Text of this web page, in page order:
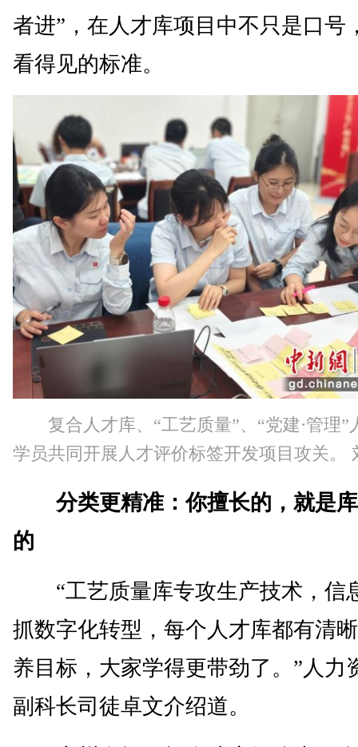
者进”，在人才库项目中不只是口号
看得见的标准。
复合人才库、“工艺质量”、“党建·管理”
学员共同开展人才评价标签开发项目攻关。
分类更精准：你擅长的，就是
的
“工艺质量库专攻生产技术，信
抓数字化转型，每个人才库都有清
养目标，大家学得更带劲了。”人力
副科长司徒卓文介绍道。